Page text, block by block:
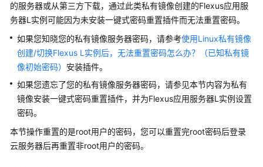
快
速
入
门
用
户
指
南
最
佳
的服务器或从第三方下载，通过此类私有镜像创建的Flexus应用服
务器L实例可能因为未安装一键式密码重置插件而无法重置密码。
如果您知晓您的私有镜像服务器密码，请参考使用Linux私有镜像
创建/切换Flexus L实例后，无法重置密码怎么办？（已知私有镜
像初始密码） 安装插件。
如果您遗忘了您的私有镜像服务器密码，请参见本节内容为私有
镜像安装一键式密码重置插件，并为Flexus应用服务器L实例设置
密码。
本节操作重置的是root用户的密码，您可以重置完root密码后登录
云服务器后再重置非root用户的密码。